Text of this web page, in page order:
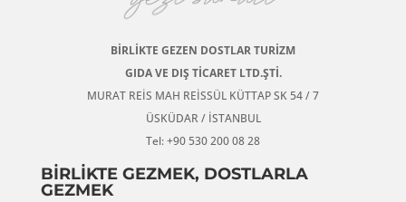
BİRLİKTE GEZEN DOSTLAR TURİZM
GIDA VE DIŞ TİCARET LTD.ŞTİ.
MURAT REİS MAH REİSSÜL KÜTTAP SK 54 / 7
ÜSKÜDAR / İSTANBUL
Tel: +90 530 200 08 28
BİRLİKTE GEZMEK, DOSTLARLA
GEZMEK